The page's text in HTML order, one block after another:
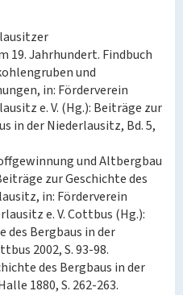
19. Jahrhundert. Findbuch
und
in: Förderverein
e. V. (Hg.): Beiträge zur
in der Niederlausitz, Bd. 5,
und Altbergbau
zur Geschichte des
in: Förderverein
e. V. Cottbus (Hg.):
des Bergbaus in der
2002, S. 93-98.
des Bergbaus in der
1880, S. 262-263.